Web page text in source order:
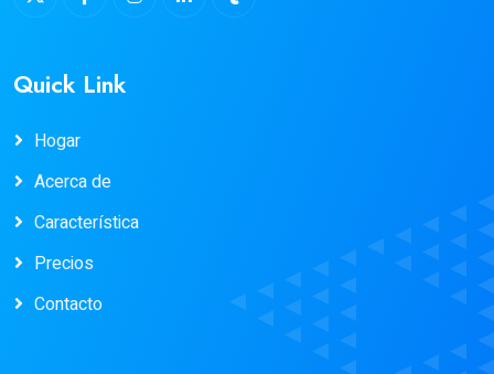
Quick Link
Hogar
Acerca de
Característica
Precios
Contacto